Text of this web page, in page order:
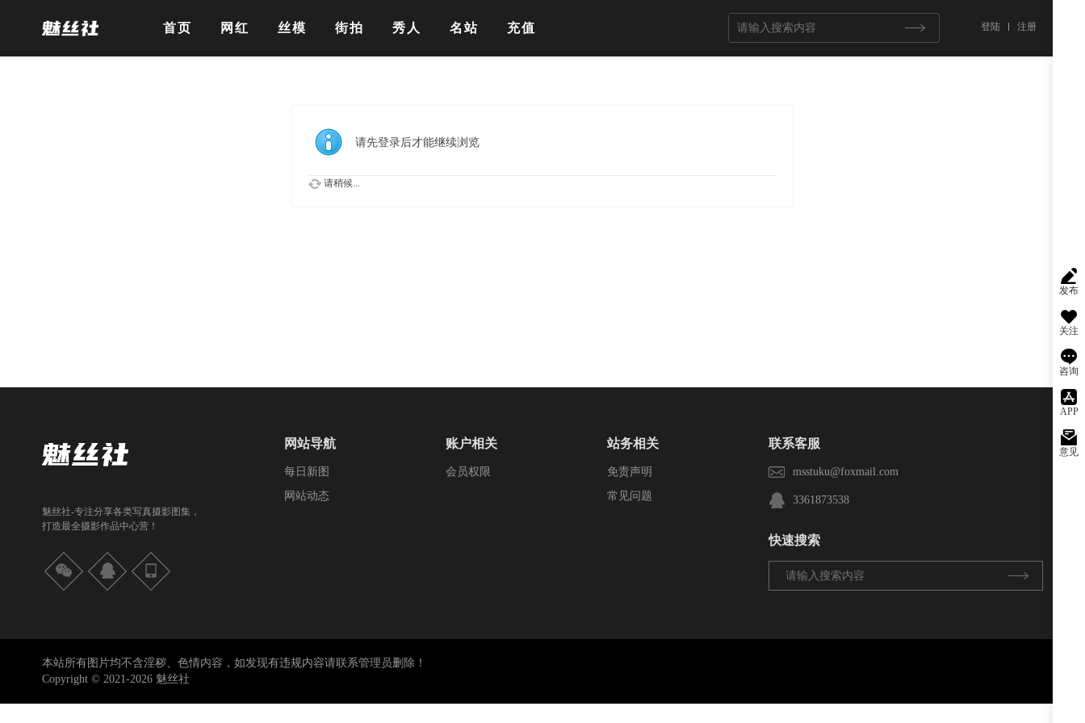
首页 网红 丝模 街拍 秀人 名站 充值 登陆 注册
发布
关注
咨询
APP
意见
请先登录后才能继续浏览
请稍候...
魅丝社-专注分享各类写真摄影图集，
打造最全摄影作品中心营！
网站导航
每日新图
网站动态
账户相关
会员权限
站务相关
免责声明
常见问题
联系客服
msstuku@foxmail.com
3361873538
快速搜索
本站所有图片均不含淫秽、色情内容，如发现有违规内容请联系管理员删除！
Copyright © 2021-2026 魅丝社